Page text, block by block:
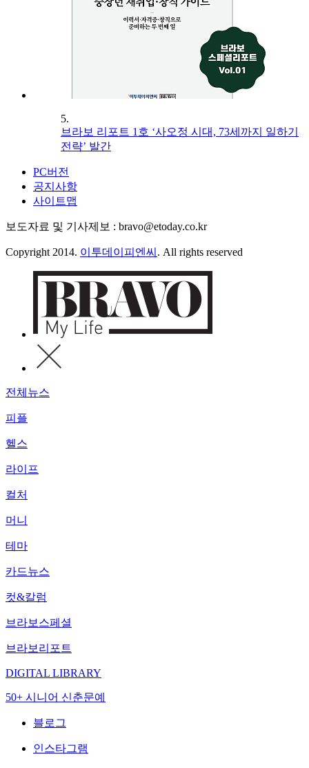
5.
브라보 리포트 1호 ‘사오정 시대, 73세까지 일하기
전략’ 발간
PC버전
공지사항
사이트맵
보도자료 및 기사제보 : bravo@etoday.co.kr
Copyright 2014. 이투데이피엔씨 . All rights reserved
전체뉴스
피플
헬스
라이프
컬처
머니
테마
카드뉴스
컷&칼럼
브라보스페셜
브라보리포트
DIGITAL LIBRARY
50+ 시니어 신춘문예
블로그
인스타그램